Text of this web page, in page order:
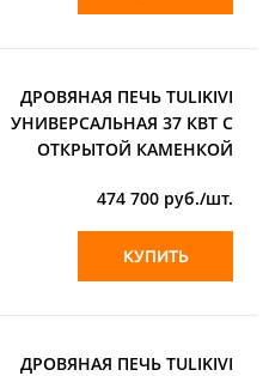
ДРОВЯНАЯ ПЕЧЬ TULIKIVI
УНИВЕРСАЛЬНАЯ 37 КВТ С
ОТКРЫТОЙ КАМЕНКОЙ
474 700 руб./шт.
КУПИТЬ
ДРОВЯНАЯ ПЕЧЬ TULIKIVI